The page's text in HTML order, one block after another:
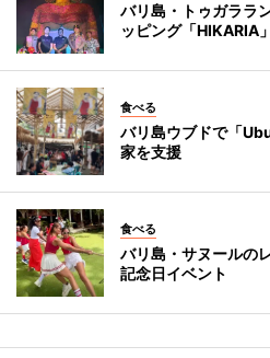
バリ島・トゥガララ
ッピング「HIKARIA」
食べる
バリ島ウブドで「
家を支援
食べる
バリ島・サヌールの
記念日イベント